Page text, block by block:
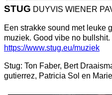
STUG DUYVIS WIENER
Een strakke sound met leuke
muziek. Good vibe no bullshit.
https://www.stug.eu/muziek
Stug: Ton Faber, Bert
gutierrez, Patricia Sol en